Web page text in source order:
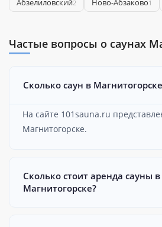
Абзелиловский2 Ново-Абзаково1
Частые вопросы о саунах
Сколько саун в
На сайте 101sauna.ru
Магнитогорске.
Сколько стоит аренда сауны в
Магнитогорске?